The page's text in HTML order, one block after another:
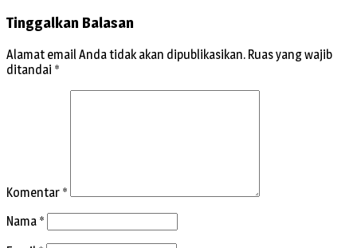
Tinggalkan Balasan
Alamat email Anda tidak akan dipublikasikan. Ruas yang wajib
ditandai *
Komentar *
Nama *